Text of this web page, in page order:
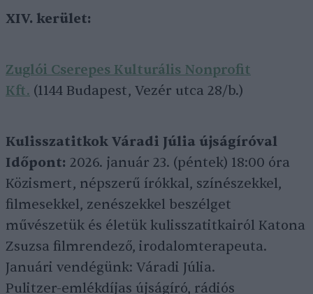
XIV. kerület:
Zuglói Cserepes Kulturális Nonprofit
Kft. (1144 Budapest, Vezér utca 28/b.)
Kulisszatitkok Váradi Júlia újságíróval
Időpont: 2026. január 23. (péntek) 18:00 óra
Közismert, népszerű írókkal, színészekkel,
filmesekkel, zenészekkel beszélget
művészetük és életük kulisszatitkairól Katona
Zsuzsa filmrendező, irodalomterapeuta.
Januári vendégünk: Váradi Júlia.
Pulitzer-emlékdíjas újságíró, rádiós